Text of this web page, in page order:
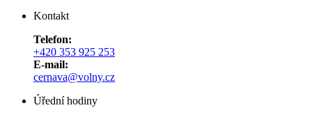
Kontakt
Telefon:
+420 353 925 253
E-mail:
cernava@volny.cz
Úřední hodiny